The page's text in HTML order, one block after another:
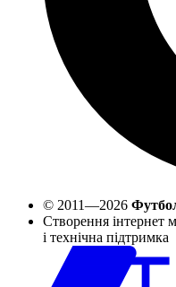
© 2011—2026
Створення інтернет
і технічна підтримка